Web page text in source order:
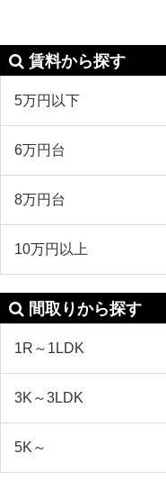
賃料から探す
5万円以下
6万円台
8万円台
10万円以上
間取りから探す
1R～1LDK
3K～3LDK
5K～